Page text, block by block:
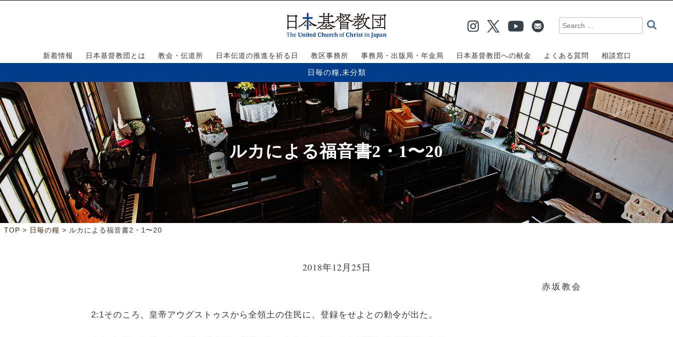
新着情報 日本基督教団とは 教会・伝道所 日本伝道の推進を祈る日 教区事務所 事務局・出版局・年金局 日本基督教団への献金 よくある質問 相談窓口
日毎の糧,未分類
ルカによる福音書2・1〜20
TOP > 日毎の糧 > ルカによる福音書2・1〜20
2018年12月25日
赤坂教会
2:1そのころ、皇帝アウグストゥスから全領土の住民に、登録をせよとの勅令が出た。